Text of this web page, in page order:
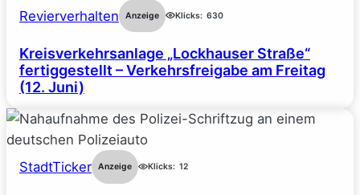
Revierverhalten Anzeige Klicks: 630
Kreisverkehrsanlage „Lockhauser Straße“
fertiggestellt – Verkehrsfreigabe am Freitag
(12. Juni)
StadtTicker Anzeige Klicks: 12